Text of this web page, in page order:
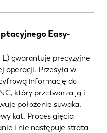
Easy-
gwarantuje precyzyjne
operacji. Przesyła w
informację do
który przetwarza ją i
położenie suwaka,
kąt. Proces gięcia
i nie następuje strata